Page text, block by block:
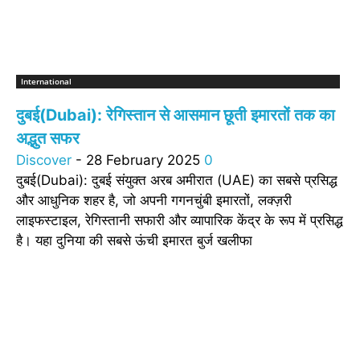
International
दुबई(Dubai): रेगिस्तान से आसमान छूती इमारतों तक का
अद्भुत सफर
Discover - 28 February 2025 0
दुबई(Dubai): दुबई संयुक्त अरब अमीरात (UAE) का सबसे प्रसिद्ध
और आधुनिक शहर है, जो अपनी गगनचुंबी इमारतों, लक्ज़री
लाइफस्टाइल, रेगिस्तानी सफारी और व्यापारिक केंद्र के रूप में प्रसिद्ध
है। यहा दुनिया की सबसे ऊंची इमारत बुर्ज खलीफा